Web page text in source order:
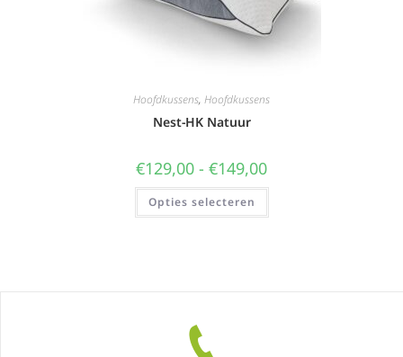
Hoofdkussens, Hoofdkussens
Nest-HK Natuur
€129,00 - €149,00
Opties selecteren